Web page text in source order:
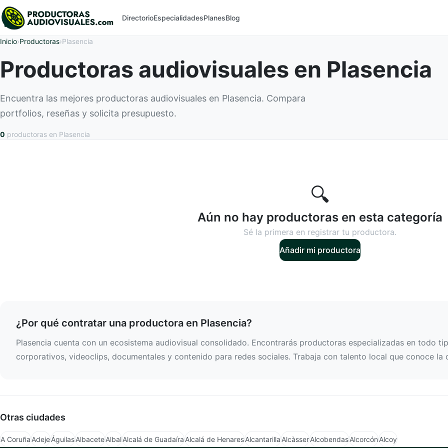
DirectorioEspecialidadesPlanesBlog
Inicio›Productoras›Plasencia
Productoras audiovisuales en Plasencia
Encuentra las mejores productoras audiovisuales en Plasencia. Compara
portfolios, reseñas y solicita presupuesto.
0 productoras en Plasencia
🔍
Aún no hay productoras en esta categoría
Sé la primera en registrar tu productora.
Añadir mi productora
¿Por qué contratar una productora en Plasencia?
Plasencia cuenta con un ecosistema audiovisual consolidado. Encontrarás productoras especializadas en todo
corporativos, videoclips, documentales y contenido para redes sociales. Trabaja con talento local que conoce la
Otras ciudades
A CoruñaAdejeÁguilasAlbaceteAlbalAlcalá de GuadaíraAlcalá de HenaresAlcantarillaAlcàsserAlcobendasAlcorcónAlcoy